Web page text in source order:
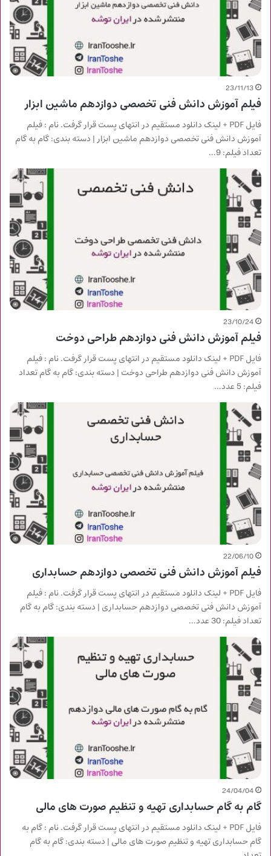
23/11/13
فیلم آموزش دانش فنی تخصصی دوازدهم ماشین ابزار
فایل PDF + لینک دانلود مستقیم در انتهای پست قرار گرفت. نام : فیلم
آموزش دانش فنی تخصصی دوازدهم ماشین ابزار | دسته بندی: گام به گام
تعداد فیلم: 9…
23/10/24
فیلم آموزش دانش فنی دوازدهم طراحی دوخت
فایل PDF + لینک دانلود مستقیم در انتهای پست قرار گرفت. نام : فیلم
آموزش دانش فنی دوازدهم طراحی دوخت | دسته بندی: گام به گام تعداد
فیلم: 5 عدد…
22/06/10
فیلم آموزش دانش فنی تخصصی دوازدهم حسابداری
فایل PDF + لینک دانلود مستقیم در انتهای پست قرار گرفت. نام : فیلم
آموزش دانش فنی تخصصی دوازدهم حسابداری | دسته بندی: گام به گام
تعداد فیلم: 30 عدد…
24/04/04
گام به گام حسابداری تهیه و تنظیم صورت های مالی
فایل PDF + لینک دانلود مستقیم در انتهای پست قرار گرفت. نام : گام به
گام حسابداری تهیه و تنظیم صورت های مالی | دسته بندی: گام به گام